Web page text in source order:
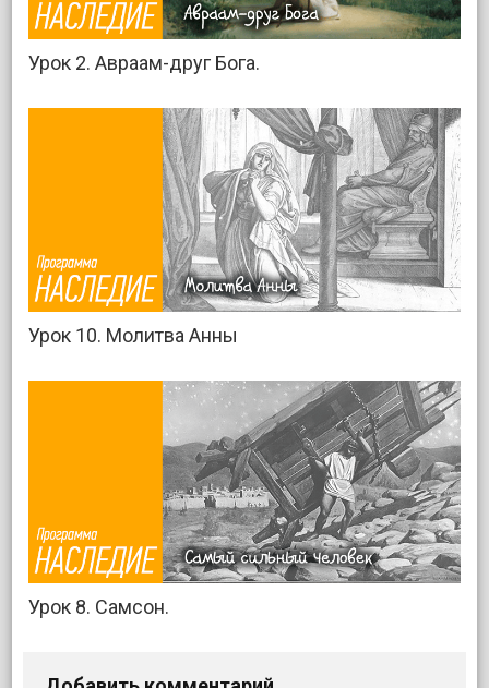
Урок 2. Авраам-друг Бога.
Урок 10. Молитва Анны
Урок 8. Самсон.